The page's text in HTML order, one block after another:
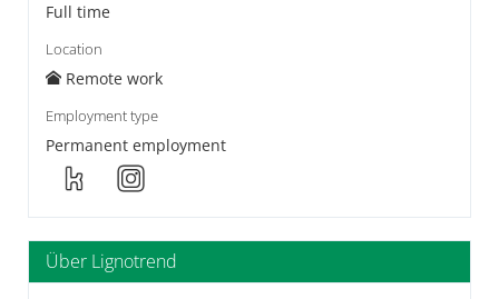
Full time
Location
Remote work
Employment type
Permanent employment
Über Lignotrend